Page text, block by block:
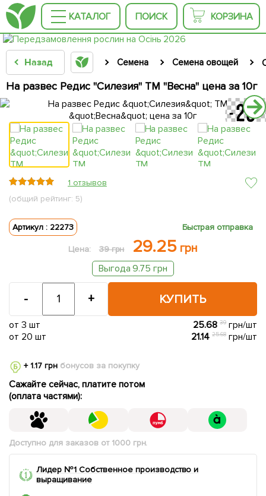
КАТАЛОГ ПОИСК КОРЗИНА
Назад Семена Семена овощей
На развес Редис "Силезия" ТМ "Весна" цена за 10г
1 отзывов
(общий рейтинг: 5)
Артикул : 22273 Быстрая отправка
Цена: 39 грн 29.25 грн
Выгода 9.75 грн
КУПИТЬ
- +
от 3 шт 25.6839 грн/шт
от 20 шт
21.1425.68 грн/шт
+ 1.17 грнбонусов за покупку
Сажайте сейчас, платите потом
(оплата частями):
Доступно для заказов от 1000 грн.
Лидер №1 Собственное производство и
выращивание